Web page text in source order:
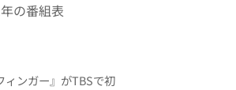
の番組表
ィンガー』がTBSで初